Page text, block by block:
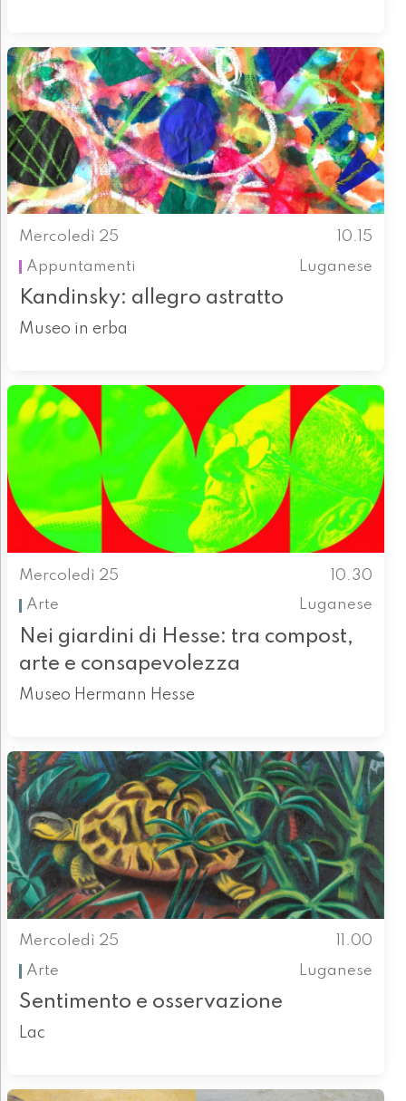
Mercoledì 25
10.15
Appuntamenti
Luganese
Kandinsky: allegro astratto
Museo in erba
Mercoledì 25
10.30
Arte
Luganese
Nei giardini di Hesse: tra compost,
arte e consapevolezza
Museo Hermann Hesse
Mercoledì 25
11.00
Arte
Luganese
Sentimento e osservazione
Lac